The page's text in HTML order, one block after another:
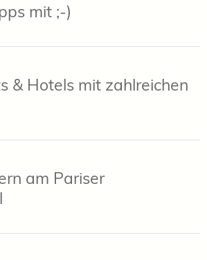
mit ;-)
& Hotels mit zahlreichen
am Pariser